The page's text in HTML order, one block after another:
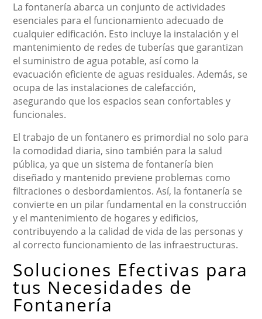
La fontanería abarca un conjunto de actividades
esenciales para el funcionamiento adecuado de
cualquier edificación. Esto incluye la instalación y el
mantenimiento de redes de tuberías que garantizan
el suministro de agua potable, así como la
evacuación eficiente de aguas residuales. Además, se
ocupa de las instalaciones de calefacción,
asegurando que los espacios sean confortables y
funcionales.
El trabajo de un fontanero es primordial no solo para
la comodidad diaria, sino también para la salud
pública, ya que un sistema de fontanería bien
diseñado y mantenido previene problemas como
filtraciones o desbordamientos. Así, la fontanería se
convierte en un pilar fundamental en la construcción
y el mantenimiento de hogares y edificios,
contribuyendo a la calidad de vida de las personas y
al correcto funcionamiento de las infraestructuras.
Soluciones Efectivas para
tus Necesidades de
Fontanería